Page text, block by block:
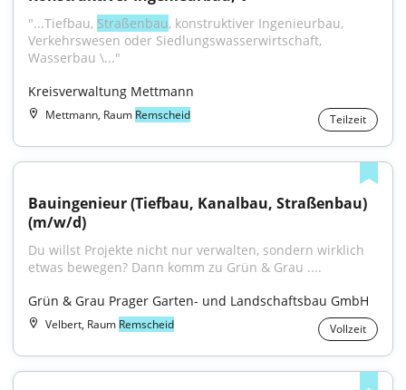
"...Tiefbau, Straßenbau, konstruktiver Ingenieurbau,
Verkehrswesen oder Siedlungswasserwirtschaft,
Wasserbau \..."
Kreisverwaltung Mettmann
Mettmann, Raum Remscheid Teilzeit
Bauingenieur (Tiefbau, Kanalbau, Straßenbau)
(m/w/d)
Du willst Projekte nicht nur verwalten, sondern wirklich
etwas bewegen? Dann komm zu Grün & Grau ....
Grün & Grau Prager Garten- und Landschaftsbau GmbH
Velbert, Raum Remscheid Vollzeit